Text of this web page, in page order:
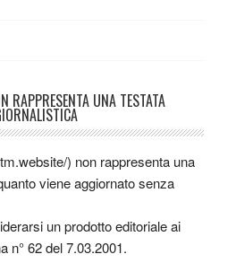
RAPPRESENTA UNA TESTATA
) non rappresenta una
viene aggiornato senza
un prodotto editoriale ai
n° 62 del 7.03.2001.